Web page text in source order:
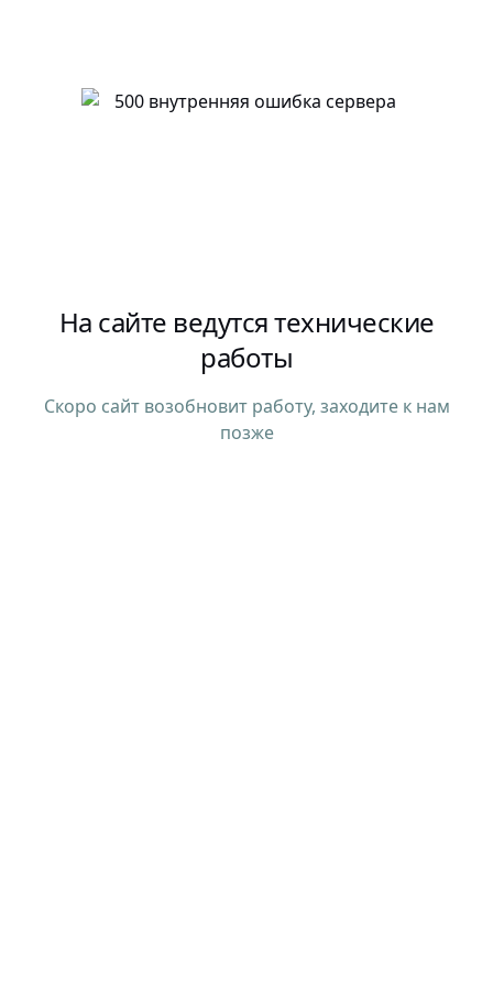
На сайте ведутся технические
работы
Скоро сайт возобновит работу, заходите к нам
позже